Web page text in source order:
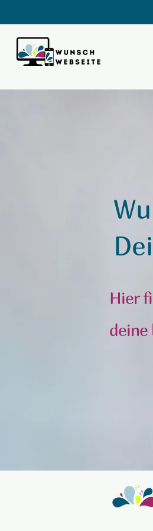
Hier
deine